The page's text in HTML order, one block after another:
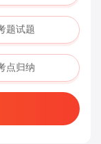
题试题
点归纳